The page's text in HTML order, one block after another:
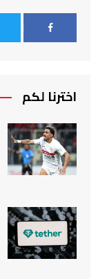
اخترنا لكم